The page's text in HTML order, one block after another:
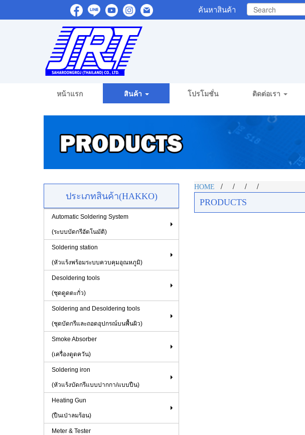
ค้นหาสินค้า
หน้าแรก สินค้า โปรโมชั่น ติดต่อเรา
ประเภทสินค้า(HAKKO)
Automatic Soldering System
(ระบบบัดกรีอัตโนมัติ)
Soldering station
(หัวแร้งพร้อมระบบควบคุมอุณหภูมิ)
Desoldering tools
(ชุดดูดตะกั่ว)
Soldering and Desoldering tools
(ชุดบัดกรีและถอดอุปกรณ์บนพื้นผิว)
Smoke Absorber
(เครื่องดูดควัน)
Soldering iron
(หัวแร้งบัดกรีแบบปากกา/แบบปืน)
Heating Gun
(ปืนเป่าลมร้อน)
Meter & Tester
HOME / / /
/
PRODUCTS